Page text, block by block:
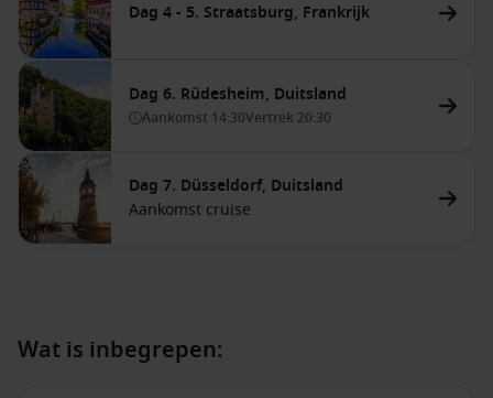
Dag 4 - 5. Straatsburg, Frankrijk
Dag 6. Rüdesheim, Duitsland
Aankomst 14:30Vertrek 20:30
Dag 7. Düsseldorf, Duitsland
Aankomst cruise
Wat is inbegrepen: